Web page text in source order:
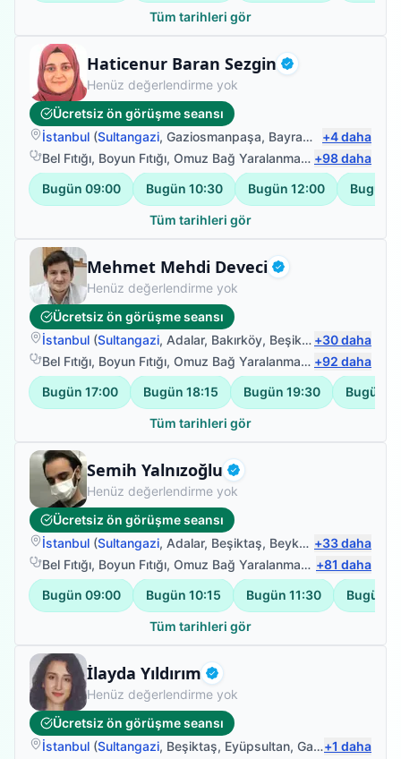
Tüm tarihleri gör
Haticenur Baran Sezgin Doğrulanmış
Fizyoterapist
Henüz değerlendirme yok
Ücretsiz ön görüşme seansı
İstanbul (Sultangazi, Gaziosmanpaşa, Bayrampaşa ,Bağcılar
+4daha
Bel Fıtığı, Boyun Fıtığı, Omuz Bağ Yaralanması ,Protez
+98daha
Bugün 09:00 Bugün 10:30 Bugün 12:00 Bugün
Tüm tarihleri gör
Mehmet Mehdi Deveci Doğrulanmış
Fizyoterapist
Henüz değerlendirme yok
Ücretsiz ön görüşme seansı
İstanbul (Sultangazi, Adalar, Bakırköy, Beşiktaş )
+30daha
Bel Fıtığı, Boyun Fıtığı, Omuz Bağ Yaralanması ,Protez
+92 daha
Bugün 17:00 Bugün 18:15 Bugün 19:30 Bugün
Tüm tarihleri gör
Semih Yalnızoğlu Doğrulanmış
Fizyoterapist
Henüz değerlendirme yok
Ücretsiz ön görüşme seansı
İstanbul (Sultangazi, Adalar, Beşiktaş, Beykoz )+33daha
Bel Fıtığı, Boyun Fıtığı, Omuz Bağ Yaralanması ,Protez
+81 daha
Bugün 09:00 Bugün 10:15 Bugün 11:30 Bugün
Tüm tarihleri gör
İlayda Yıldırım Doğrulanmış
Fizyoterapist
Henüz değerlendirme yok
Ücretsiz ön görüşme seansı
İstanbul (Sultangazi, Beşiktaş, Eyüpsultan, Gaziosmanpaşa +1 daha